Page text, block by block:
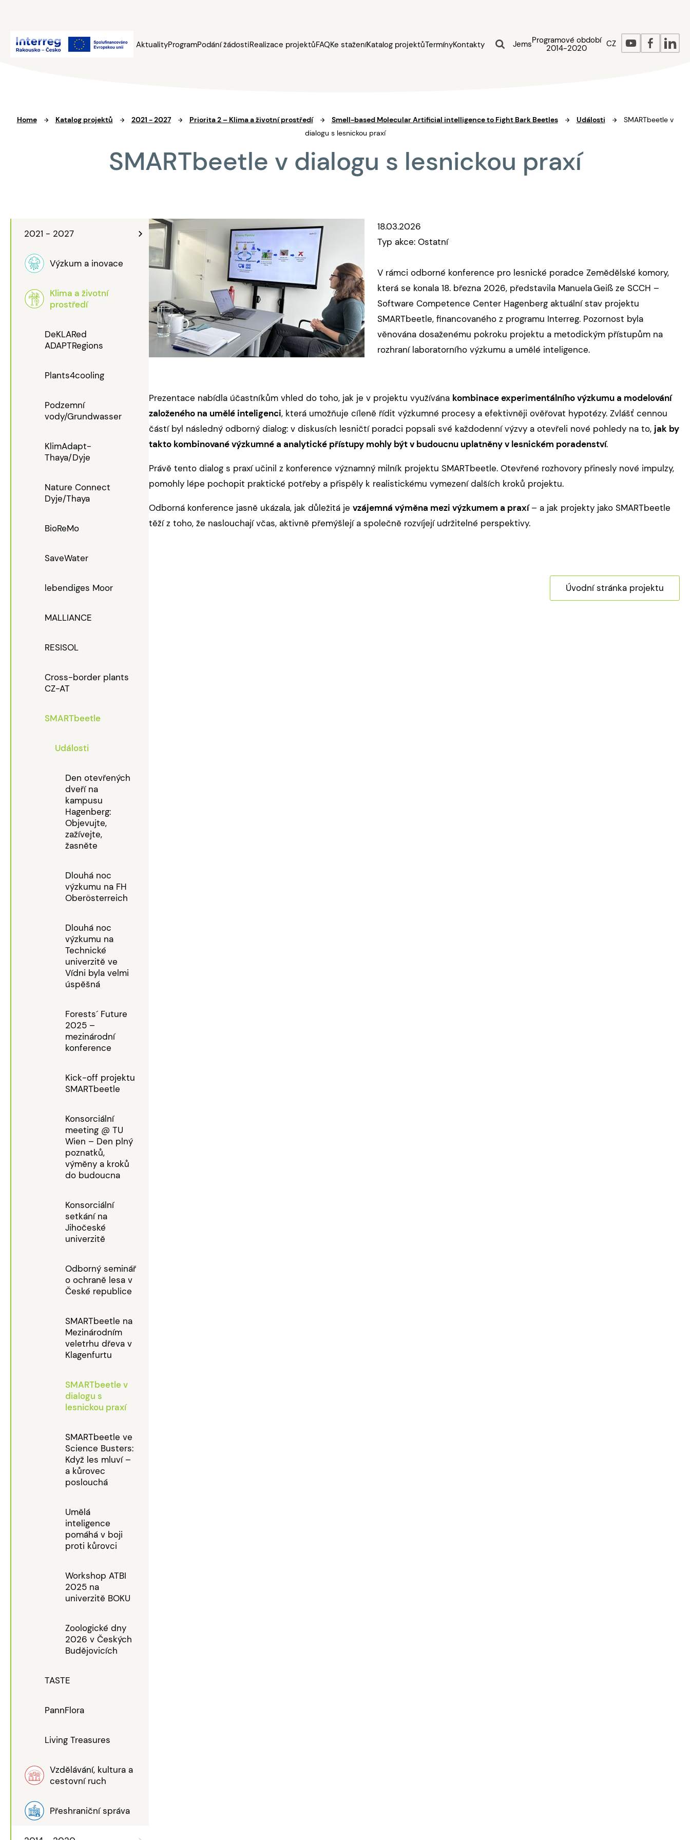
AktualityProgramPodání žádostiRealizace projektůFAQKe staženíKatalog projektůTermínyKontakty JemsProgramové období
2014-2020
CZ
Home Katalog projektů 2021 - 2027 Priorita 2 – Klima a životní prostředí Smell-based Molecular Artificial intelligence to Fight Bark Beetles Události
SMARTbeetle v
dialogu s lesnickou praxí
SMARTbeetle v dialogu s lesnickou praxí
2021 - 2027
Výzkum a inovace
Klima a životní
prostředí
DeKLARed
ADAPTRegions
Plants4cooling
Podzemní
vody/Grundwasser
KlimAdapt-
Thaya/Dyje
Nature Connect
Dyje/Thaya
BioReMo
SaveWater
lebendiges Moor
MALLIANCE
RESISOL
Cross-border plants
CZ-AT
SMARTbeetle
Události
Den otevřených
dveří na
kampusu
Hagenberg:
Objevujte,
zažívejte,
žasněte
Dlouhá noc
výzkumu na FH
Oberösterreich
Dlouhá noc
výzkumu na
Technické
univerzitě ve
Vídni byla velmi
úspěšná
Forests´ Future
2025 –
mezinárodní
konference
Kick-off projektu
SMARTbeetle
Konsorciální
meeting @ TU
Wien – Den plný
poznatků,
výměny a kroků
do budoucna
Konsorciální
setkání na
Jihočeské
univerzitě
Odborný seminář
o ochraně lesa v
České republice
SMARTbeetle na
Mezinárodním
veletrhu dřeva v
Klagenfurtu
SMARTbeetle v
dialogu s
lesnickou praxí
SMARTbeetle ve
Science Busters:
Když les mluví –
a kůrovec
poslouchá
Umělá
inteligence
pomáhá v boji
proti kůrovci
Workshop ATBI
2025 na
univerzitě BOKU
Zoologické dny
2026 v Českých
Budějovicích
TASTE
PannFlora
Living Treasures
Vzdělávání, kultura a
cestovní ruch
Přeshraniční správa
18.03.2026
Typ akce: Ostatní
V rámci odborné konference pro lesnické poradce Zemědělské komory,
která se konala 18. března 2026, představila Manuela Geiß ze SCCH –
Software Competence Center Hagenberg aktuální stav projektu
SMARTbeetle, financovaného z programu Interreg. Pozornost byla
věnována dosaženému pokroku projektu a metodickým přístupům na
rozhraní laboratorního výzkumu a umělé inteligence.
Prezentace nabídla účastníkům vhled do toho, jak je v projektu využívána kombinace experimentálního výzkumu a modelování
založeného na umělé inteligenci, která umožňuje cíleně řídit výzkumné procesy a efektivněji ověřovat hypotézy. Zvlášť cennou
částí byl následný odborný dialog: v diskusích lesničtí poradci popsali své každodenní výzvy a otevřeli nové pohledy na to, jak by
takto kombinované výzkumné a analytické přístupy mohly být v budoucnu uplatněny v lesnickém poradenství.
Právě tento dialog s praxí učinil z konference významný milník projektu SMARTbeetle. Otevřené rozhovory přinesly nové impulzy,
pomohly lépe pochopit praktické potřeby a přispěly k realistickému vymezení dalších kroků projektu.
Odborná konference jasně ukázala, jak důležitá je vzájemná výměna mezi výzkumem a praxí– a jak projekty jako SMARTbeetle
těží z toho, že naslouchají včas, aktivně přemýšlejí a společně rozvíjejí udržitelné perspektivy.
Úvodní stránka projektu